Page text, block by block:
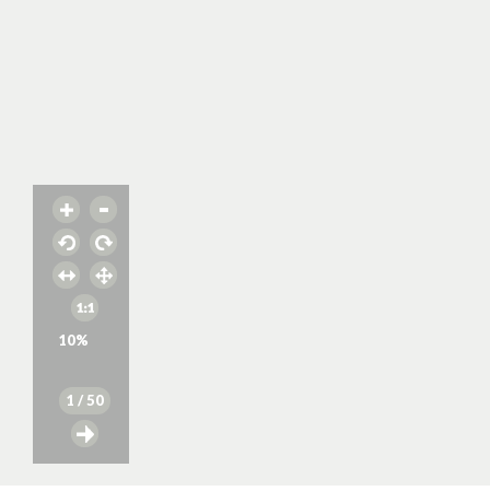
10%
1 / 50